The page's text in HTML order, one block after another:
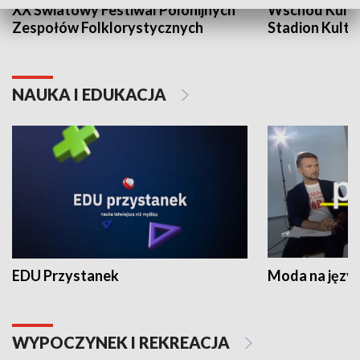
XX Światowy Festiwal Polonijnych
Zespołów Folklorystycznych
Wschód
Stadion
NAUKA I EDUKACJA
EDU Przystanek Moda na
WYPOCZYNEK I REKREACJA